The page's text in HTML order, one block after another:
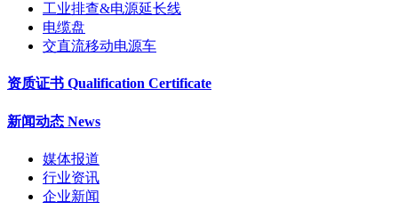
工业排查&电源延长线
电缆盘
交直流移动电源车
资质证书 Qualification Certificate
新闻动态 News
媒体报道
行业资讯
企业新闻